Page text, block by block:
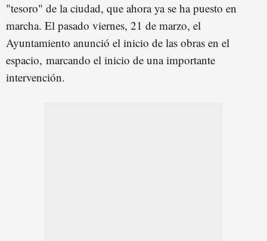
"tesoro" de la ciudad, que ahora ya se ha puesto en
marcha. El pasado viernes, 21 de marzo, el
Ayuntamiento anunció el inicio de las obras en el
espacio, marcando el inicio de una importante
intervención.